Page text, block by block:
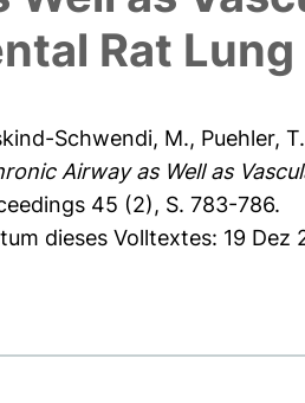
Rat
Schwendi, M., Puehler, T.
Airway as Well as
45 (2), S. 783-786.
dieses Volltextes: 19 Dez